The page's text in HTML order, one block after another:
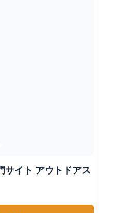
サイト アウトドアス